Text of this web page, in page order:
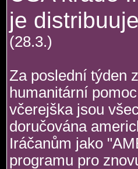
je
(28.3.)
Za poslední týden
humanitární
včerejška jsou
doručována
Iráčanům jako
programu pro